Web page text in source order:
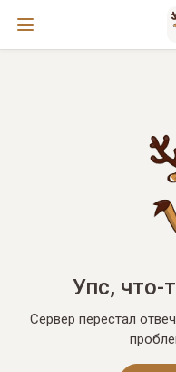
Упс, что-
Сервер перестал